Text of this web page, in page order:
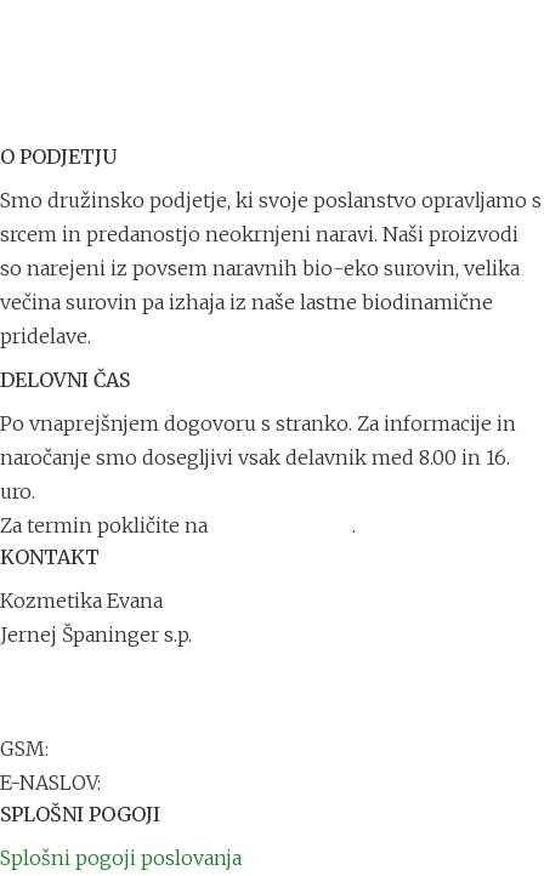
O PODJETJU
Smo družinsko podjetje, ki svoje poslanstvo opravljamo s
srcem in predanostjo neokrnjeni naravi. Naši proizvodi
so narejeni iz povsem naravnih bio-eko surovin, velika
večina surovin pa izhaja iz naše lastne biodinamične
pridelave.
DELOVNI ČAS
Po vnaprejšnjem dogovoru s stranko. Za informacije in
naročanje smo dosegljivi vsak delavnik med 8.00 in 16.
uro.
Za termin pokličite na
.
KONTAKT
Kozmetika Evana
Jernej Španinger s.p.
GSM:
E-NASLOV:
SPLOŠNI POGOJI
Splošni pogoji poslovanja